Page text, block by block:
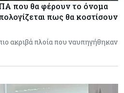
που θα φέρουν το όνομα
πως θα κοστίσουν
ακριβά πλοία που ναυπηγήθηκαν